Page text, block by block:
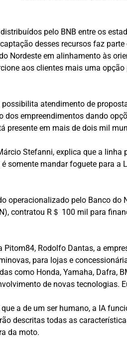
pelo BNB entre os
desses recursos faz
Nordeste em alinhamento às
aos clientes mais uma
atendimento de
dos empreendimentos dando
presente em mais de dois mil
Stefanni, explica que a
somente mandar foguete para
operacionalizado pelo Banco
contratou R＄ 100 mil para
Pitom84, Rodolfo Dantas, a
para lojas e
como Honda, Yamaha, Dafra,
de novas tecnologias.
a de um ser humano, a IA
descritas todas as
da moto.